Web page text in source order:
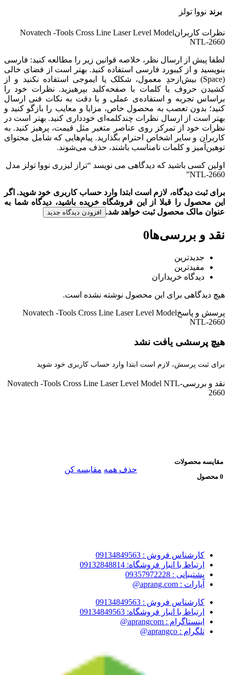
برند نووا تولز
نظرات کاربرانNovatech -Tools Cross Line Laser Level Model
NTL-2660
لطفا پیش از ارسال نظر، خلاصه قوانین زیر را مطالعه کنید: فارسی
بنویسید و از کیبورد فارسی استفاده کنید. بهتر است از فضای خالی
(Space) بیش‌از‌حدِ معمول، شکلک یا ایموجی استفاده نکنید و از
کشیدن حروف یا کلمات با صفحه‌کلید بپرهیزید. نظرات خود را
براساس تجربه و استفاده‌ی عملی و با دقت به نکات فنی ارسال
کنید؛ بدون تعصب به محصول خاص، مزایا و معایب را بازگو کنید و
بهتر است از ارسال نظرات چندکلمه‌‌ای خودداری کنید. بهتر است در
نظرات خود از تمرکز روی عناصر متغیر مثل قیمت، پرهیز کنید. به
کاربران و سایر اشخاص احترام بگذارید. پیام‌هایی که شامل محتوای
توهین‌آمیز و کلمات نامناسب باشند، حذف می‌شوند.
اولین کسی باشید که دیدگاهی می نویسد “تراز لیزری نووا تولز مدل
NTL-2660”
برای ثبت دیدگاه، لازم است ابتدا وارد حساب کاربری خود شوید. اگر
این محصول را قبلا از این فروشگاه خریده باشید، دیدگاه شما به
عنوان مالک محصول ثبت خواهد شد.
افزودن دیدگاه جدید
نقد و بررسی‌ها0
جدیدترین
مفیدترین
دیدگاه خریداران
هیچ دیدگاهی برای این محصول نوشته نشده است.
پرسش و پاسخNovatech -Tools Cross Line Laser Level Model
NTL-2660
هیچ پرسشی یافت نشد
برای ثبت پرسش، لازم است ابتدا وارد حساب کاربری خود شوید
نقد و بررسیNovatech -Tools Cross Line Laser Level Model NTL-
2660
مقایسه محصولات
0 محصول
حذف همه مقایسه کن
کارشناس فروش : 09134849563
ارتباط با انبار فروشگاه: 09132848814
پشتیبانی : 09357972228
آپارات : aprang.com@
کارشناس فروش : 09134849563
ارتباط با انبار فروشگاه: 09134849563
اینستاگرام : aprangcom@
تلگرام : aprangco@